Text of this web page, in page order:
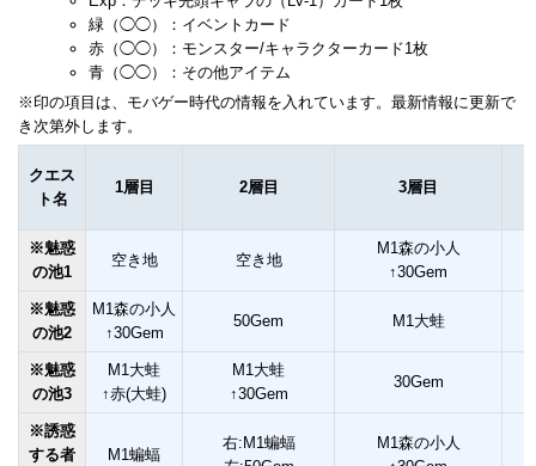
緑（◯◯）：イベントカード
赤（◯◯）：モンスター/キャラクターカード1枚
青（◯◯）：その他アイテム
※印の項目は、モバゲー時代の情報を入れています。最新情報に更新で
き次第外します。
クエス
ト名
1層目 2層目 3層目
※魅惑
の池1
空き地 空き地
M1森の小人
↑30Gem
※魅惑
の池2
M1森の小人
↑30Gem
50Gem M1大蛙
※魅惑
の池3
M1大蛙
↑赤(大蛙)
M1大蛙
↑30Gem
30Gem
※誘惑
する者
M1蝙蝠
右:M1蝙蝠
M1森の小人